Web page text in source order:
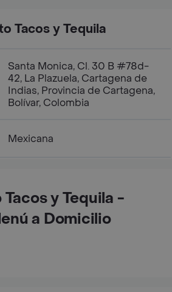
Tacos y Tequila
Santa Monica, Cl. 30 B #78d-
42, La Plazuela, Cartagena de
Indias, Provincia de Cartagena,
Bolívar, Colombia
Mexicana
y Tequila -
a Domicilio